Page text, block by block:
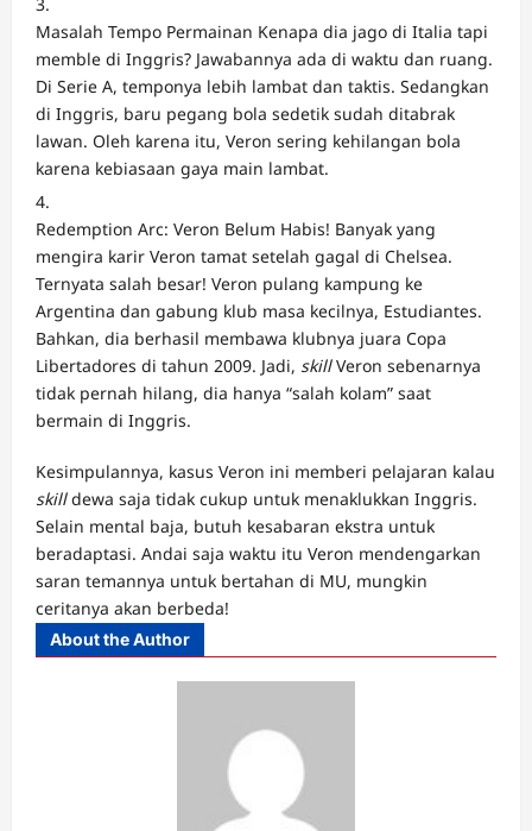
Masalah Tempo Permainan Kenapa dia jago di Italia tapi
memble di Inggris? Jawabannya ada di waktu dan ruang.
Di Serie A, temponya lebih lambat dan taktis. Sedangkan
di Inggris, baru pegang bola sedetik sudah ditabrak
lawan. Oleh karena itu, Veron sering kehilangan bola
karena kebiasaan gaya main lambat.
Redemption Arc: Veron Belum Habis! Banyak yang
mengira karir Veron tamat setelah gagal di Chelsea.
Ternyata salah besar! Veron pulang kampung ke
Argentina dan gabung klub masa kecilnya, Estudiantes.
Bahkan, dia berhasil membawa klubnya juara Copa
Libertadores di tahun 2009. Jadi, skillVeron sebenarnya
tidak pernah hilang, dia hanya “salah kolam” saat
bermain di Inggris.
Kesimpulannya, kasus Veron ini memberi pelajaran kalau
skilldewa saja tidak cukup untuk menaklukkan Inggris.
Selain mental baja, butuh kesabaran ekstra untuk
beradaptasi. Andai saja waktu itu Veron mendengarkan
saran temannya untuk bertahan di MU, mungkin
ceritanya akan berbeda!
Adobet88
Taruhan
Naga303
About the Author